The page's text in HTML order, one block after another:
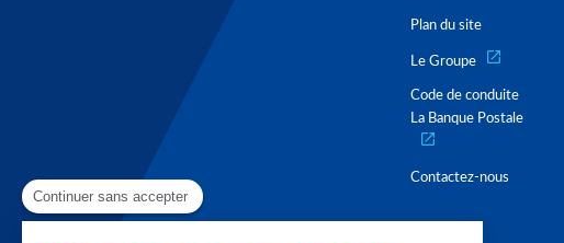
Plan du site
Le Groupe
Code de conduite
La Banque Postale
Contactez-nous
Continuer sans accepter